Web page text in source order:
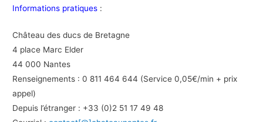
Informations pratiques :
Château des ducs de Bretagne
4 place Marc Elder
44 000 Nantes
Renseignements : 0 811 464 644 (Service 0,05€/min + prix
appel)
Depuis l’étranger : +33 (0)2 51 17 49 48